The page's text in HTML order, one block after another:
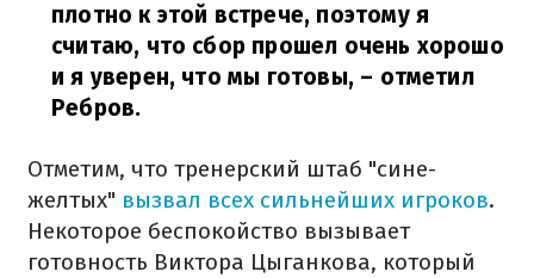
плотно к этой встрече, поэтому я
считаю, что сбор прошел очень хорошо
и я уверен, что мы готовы, – отметил
Ребров.
Отметим, что тренерский штаб "сине-
желтых" вызвал всех сильнейших игроков.
Некоторое беспокойство вызывает
готовность Виктора Цыганкова, который